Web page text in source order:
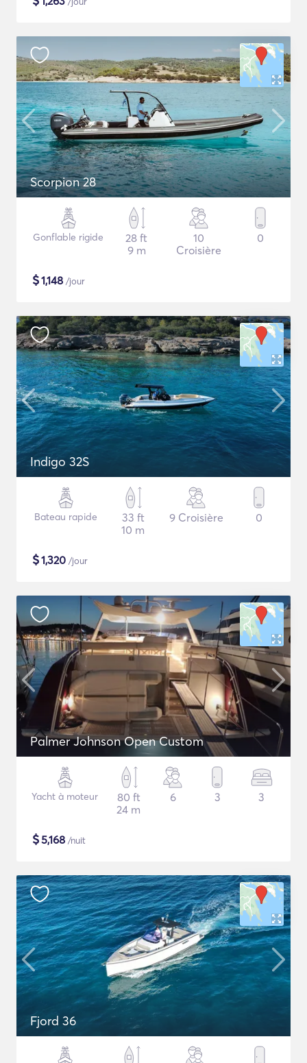
Scorpion 28
Gonflable rigide
28 ft
9 m
10
Croisière
0
$1,148 /jour
Indigo 32S
Bateau rapide
33 ft
10 m
9 Croisière 0
$1,320 /jour
Palmer Johnson Open Custom
Yacht à moteur
80 ft
24 m
6 3 3
$5,168 /nuit
Fjord 36